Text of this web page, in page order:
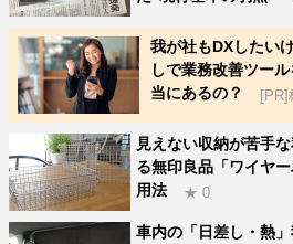
我が社もDXしたい
しで業務改善ツー
当にあるの？
[PR]
見えない収納が苦手
る無印良品「ワイヤ
用法
★ 0
車内の「日差し・熱